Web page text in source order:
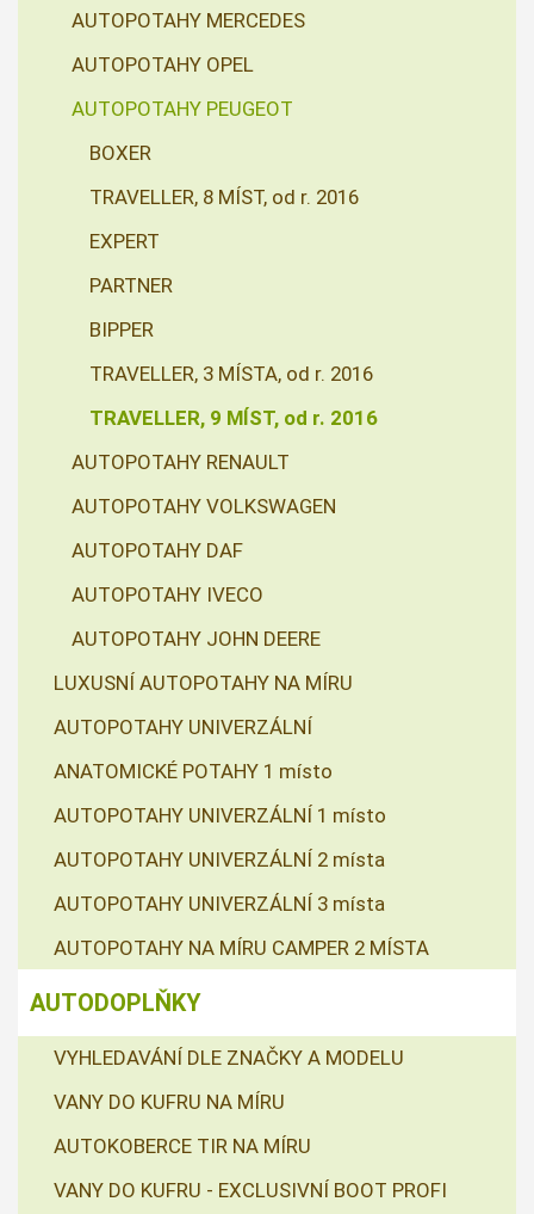
AUTOPOTAHY MERCEDES
AUTOPOTAHY OPEL
AUTOPOTAHY PEUGEOT
BOXER
TRAVELLER, 8 MÍST, od r. 2016
EXPERT
PARTNER
BIPPER
TRAVELLER, 3 MÍSTA, od r. 2016
TRAVELLER, 9 MÍST, od r. 2016
AUTOPOTAHY RENAULT
AUTOPOTAHY VOLKSWAGEN
AUTOPOTAHY DAF
AUTOPOTAHY IVECO
AUTOPOTAHY JOHN DEERE
LUXUSNÍ AUTOPOTAHY NA MÍRU
AUTOPOTAHY UNIVERZÁLNÍ
ANATOMICKÉ POTAHY 1 místo
AUTOPOTAHY UNIVERZÁLNÍ 1 místo
AUTOPOTAHY UNIVERZÁLNÍ 2 místa
AUTOPOTAHY UNIVERZÁLNÍ 3 místa
AUTOPOTAHY NA MÍRU CAMPER 2 MÍSTA
AUTODOPLŇKY
VYHLEDAVÁNÍ DLE ZNAČKY A MODELU
VANY DO KUFRU NA MÍRU
AUTOKOBERCE TIR NA MÍRU
VANY DO KUFRU - EXCLUSIVNÍ BOOT PROFI